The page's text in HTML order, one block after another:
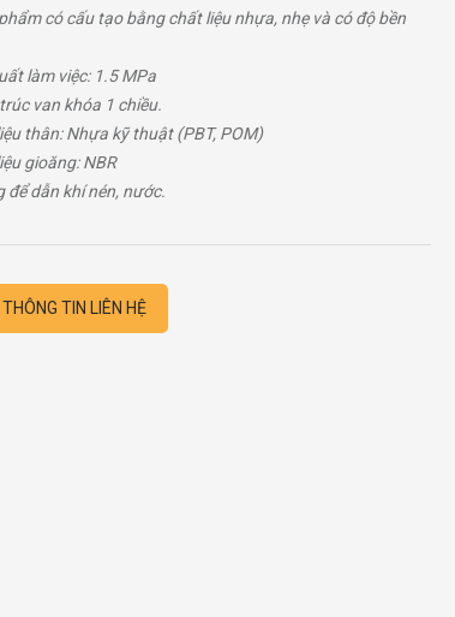
có cấu tạo bằng chất liệu nhựa, nhẹ và có độ bền
làm việc: 1.5 MPa
van khóa 1 chiều.
thân: Nhựa kỹ thuật (PBT, POM)
gioăng: NBR
để dẫn khí nén, nước.
TIN LIÊN HỆ